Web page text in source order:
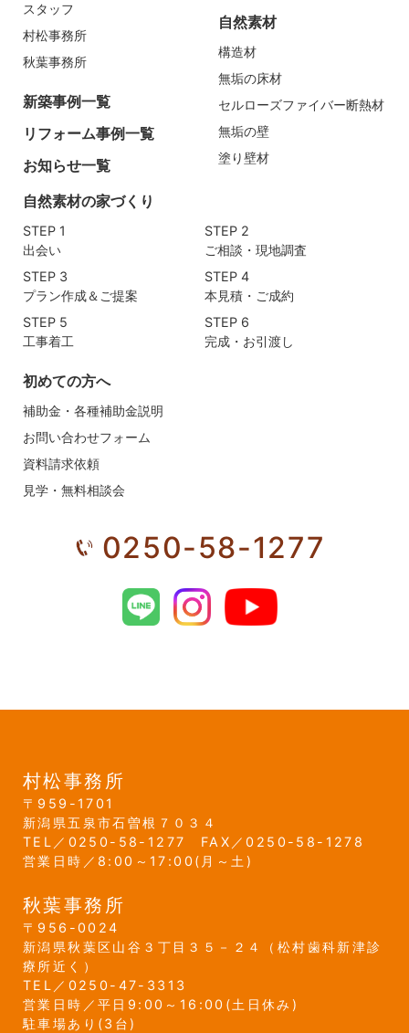
スタッフ
村松事務所
秋葉事務所
新築事例一覧
リフォーム事例一覧
お知らせ一覧
自然素材
構造材
無垢の床材
セルローズファイバー断熱材
無垢の壁
塗り壁材
自然素材の家づくり
STEP 1
出会い
STEP 2
ご相談・現地調査
STEP 3
プラン作成＆ご提案
STEP 4
本見積・ご成約
STEP 5
工事着工
STEP 6
完成・お引渡し
初めての方へ
補助金・各種補助金説明
お問い合わせフォーム
資料請求依頼
見学・無料相談会
0250-58-1277
村松事務所
959-1701
新潟県五泉市石曽根７０３４
0250-58-1277
0250-58-1278
営業日時／8:00～17:00(月～土)
秋葉事務所
956-0024
新潟県秋葉区山谷３丁目３５－２４
（松村歯科新津診
療所近く）
0250-47-3313
営業日時／平日9:00～16:00(土日休み)
駐車場あり(3台)